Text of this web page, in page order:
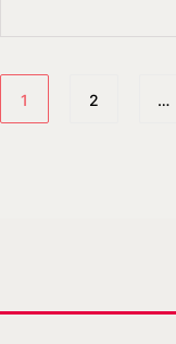
1 2 …